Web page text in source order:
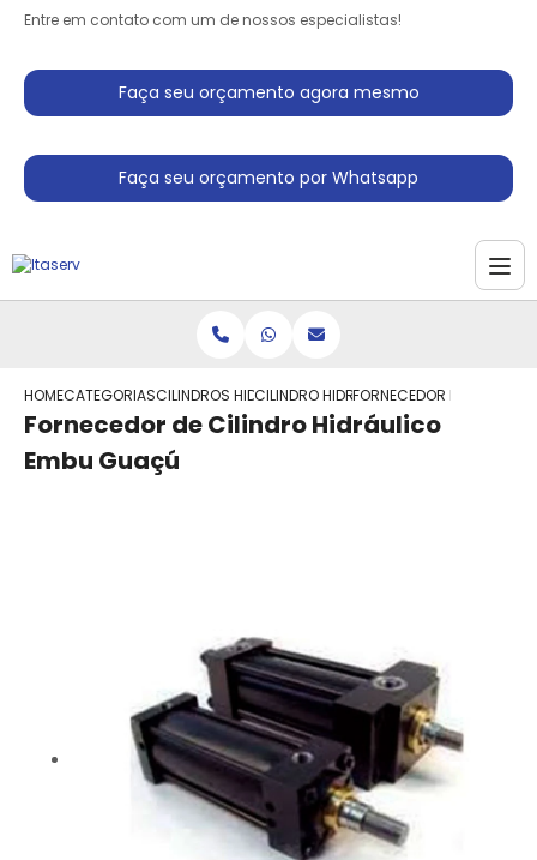
Entre em contato com um de nossos especialistas!
Faça seu orçamento agora mesmo
Faça seu orçamento por Whatsapp
HOMECATEGORIASCILINDROS HIDRAULICOCILINDRO HIDRAULICO SIMPLES ACAO
FORNECEDOR DE
Fornecedor de Cilindro Hidráulico
Embu Guaçú